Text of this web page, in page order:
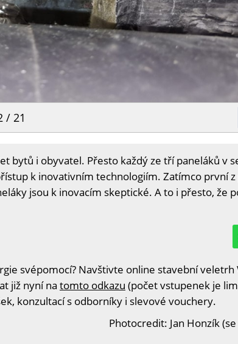
/ 21
bytů i obyvatel. Přesto každý ze tří paneláků v
k inovativním technologiím. Zatímco první
jsou k inovacím skeptické. A to i přesto, že
svépomocí? Navštivte online stavební veletrh
již nyní na tomto odkazu (počet vstupenek je
konzultací s odborníky i slevové vouchery.
Photocredit: Jan Honzík